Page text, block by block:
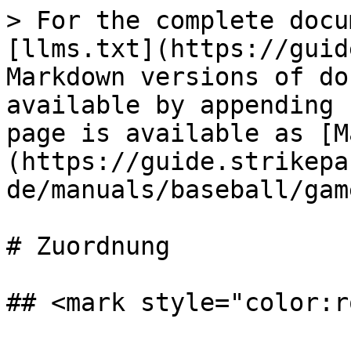
> For the complete
[llms.txt](https://
Markdown versions of
available by
page is available as
(https://
de/manuals/baseball/
# Zuordnung
## <mark